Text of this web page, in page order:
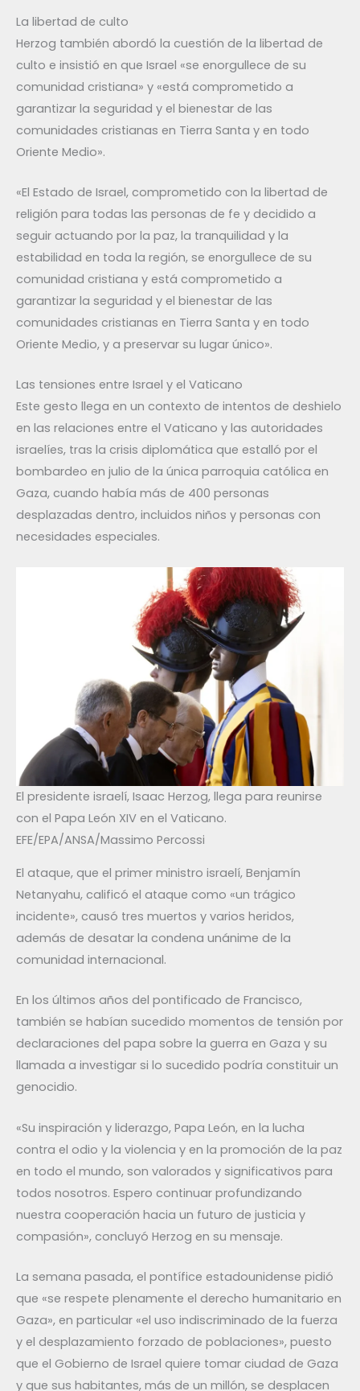
La libertad de culto
Herzog también abordó la cuestión de la libertad de
culto e insistió en que Israel «se enorgullece de su
comunidad cristiana» y «está comprometido a
garantizar la seguridad y el bienestar de las
comunidades cristianas en Tierra Santa y en todo
Oriente Medio».
«El Estado de Israel, comprometido con la libertad de
religión para todas las personas de fe y decidido a
seguir actuando por la paz, la tranquilidad y la
estabilidad en toda la región, se enorgullece de su
comunidad cristiana y está comprometido a
garantizar la seguridad y el bienestar de las
comunidades cristianas en Tierra Santa y en todo
Oriente Medio, y a preservar su lugar único».
Las tensiones entre Israel y el Vaticano
Este gesto llega en un contexto de intentos de deshielo
en las relaciones entre el Vaticano y las autoridades
israelíes, tras la crisis diplomática que estalló por el
bombardeo en julio de la única parroquia católica en
Gaza, cuando había más de 400 personas
desplazadas dentro, incluidos niños y personas con
necesidades especiales.
El presidente israelí, Isaac Herzog, llega para reunirse
con el Papa León XIV en el Vaticano.
EFE/EPA/ANSA/Massimo Percossi
El ataque, que el primer ministro israelí, Benjamín
Netanyahu, calificó el ataque como «un trágico
incidente», causó tres muertos y varios heridos,
además de desatar la condena unánime de la
comunidad internacional.
En los últimos años del pontificado de Francisco,
también se habían sucedido momentos de tensión por
declaraciones del papa sobre la guerra en Gaza y su
llamada a investigar si lo sucedido podría constituir un
genocidio.
«Su inspiración y liderazgo, Papa León, en la lucha
contra el odio y la violencia y en la promoción de la paz
en todo el mundo, son valorados y significativos para
todos nosotros. Espero continuar profundizando
nuestra cooperación hacia un futuro de justicia y
compasión», concluyó Herzog en su mensaje.
La semana pasada, el pontífice estadounidense pidió
que «se respete plenamente el derecho humanitario en
Gaza», en particular «el uso indiscriminado de la fuerza
y el desplazamiento forzado de poblaciones», puesto
que el Gobierno de Israel quiere tomar ciudad de Gaza
y que sus habitantes, más de un millón, se desplacen